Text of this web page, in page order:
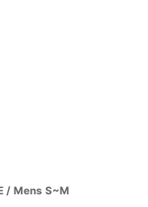
/ Mens S~M